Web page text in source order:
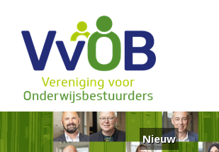
Nieuw